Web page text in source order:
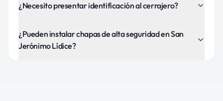
¿Necesito presentar identificación al cerrajero?
¿Pueden instalar chapas de alta seguridad en San
Jerónimo Lídice?